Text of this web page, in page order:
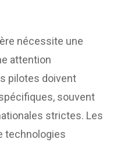
nécessite une
attention
pilotes doivent
souvent
strictes. Les
technologies